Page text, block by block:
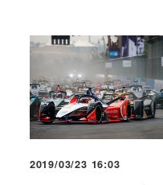
2019/03/23 16:03